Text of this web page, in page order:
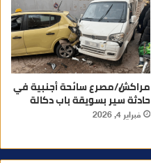
مراكش//مصرع سائحة أجنبية في
حادثة سير بسويقة باب دكالة
فبراير 4, 2026